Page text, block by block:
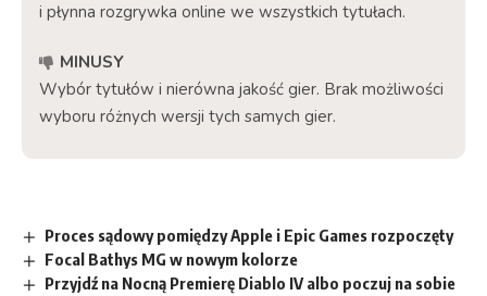
i płynna rozgrywka online we wszystkich tytułach.
MINUSY
Wybór tytułów i nierówna jakość gier. Brak możliwości
wyboru różnych wersji tych samych gier.
Proces sądowy pomiędzy Apple i Epic Games rozpoczęty
Focal Bathys MG w nowym kolorze
Przyjdź na Nocną Premierę Diablo IV albo poczuj na sobie